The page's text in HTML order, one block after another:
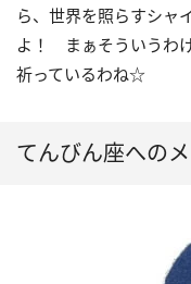
ら、世界を照らすシャ
よ！ まぁそういうわ
祈っているわね☆
てんびん座への